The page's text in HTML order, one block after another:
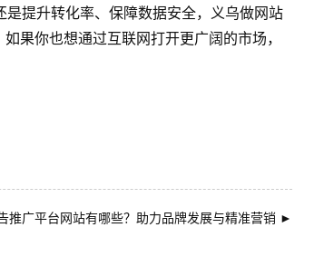
提升转化率、保障数据安全，义乌做网站
果你也想通过互联网打开更广阔的市场，
推广平台网站有哪些？助力品牌发展与精准营销 ►